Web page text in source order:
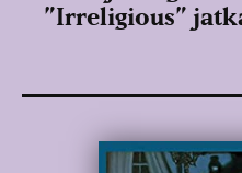
”Irreligious”